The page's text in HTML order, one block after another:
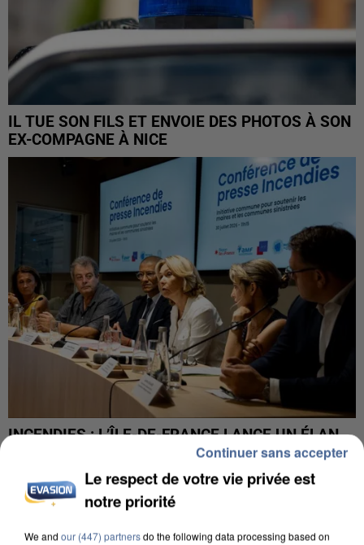
IL TUE SON FILS ET ENVOIE DES PHOTOS À SON
EX-COMPAGNE À NICE
INCENDIES : L’ÎLE-DE-FRANCE LANCE UN ÉLAN
DE SOLIDARITÉ AVEC LES...
Le respect de votre vie privée est
notre priorité
We and our (447) partnersdo the following data processing based on
Continuer sans accepter